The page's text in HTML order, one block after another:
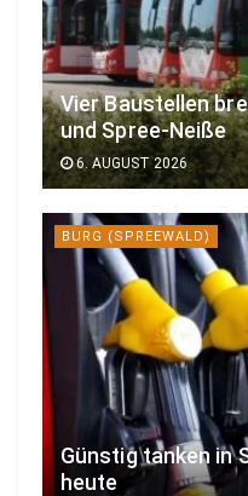
Vier Baustellen
und Spree-Neiße
6. AUGUST 2026
BURG (SPREEWALD)
Günstig tanken in
heute